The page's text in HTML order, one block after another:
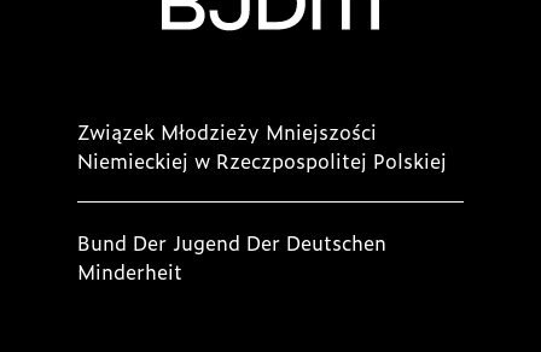
Związek Młodzieży Mniejszości
Niemieckiej w Rzeczpospolitej Polskiej
Bund Der Jugend Der Deutschen
Minderheit